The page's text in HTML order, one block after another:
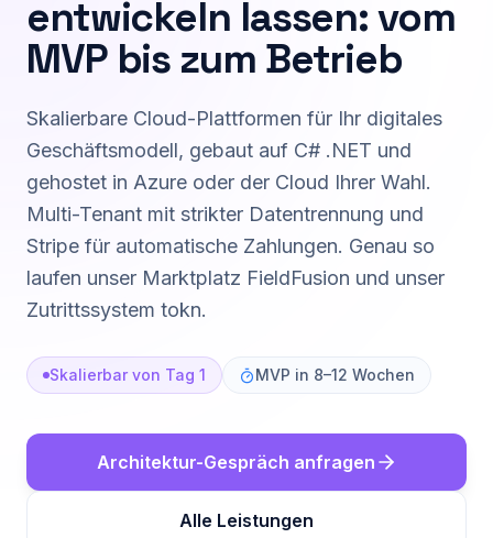
entwickeln lassen: vom
MVP bis zum Betrieb
Skalierbare Cloud-Plattformen für Ihr digitales
Geschäftsmodell, gebaut auf C# .NET und
gehostet in Azure oder der Cloud Ihrer Wahl.
Multi-Tenant mit strikter Datentrennung und
Stripe für automatische Zahlungen. Genau so
laufen unser Marktplatz FieldFusion und unser
Zutrittssystem tokn.
Skalierbar von Tag 1 MVP in 8–12 Wochen
Architektur-Gespräch anfragen
Alle Leistungen